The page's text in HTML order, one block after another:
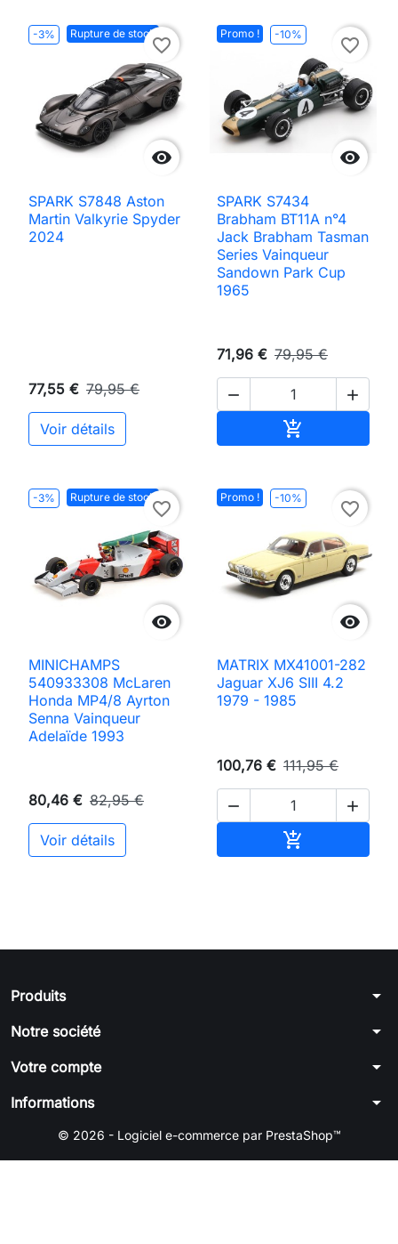
-3% Rupture de stock

favorite_border
SPARK S7848 Aston
Martin Valkyrie Spyder
2024
77,55 € 79,95 €
Voir détails
Promo ! -10%

favorite_border
SPARK S7434
Brabham BT11A n°4
Jack Brabham Tasman
Series Vainqueur
Sandown Park Cup
1965
71,96 € 79,95 €
 

-3% Rupture de stock

favorite_border
MINICHAMPS
540933308 McLaren
Honda MP4/8 Ayrton
Senna Vainqueur
Adelaïde 1993
80,46 € 82,95 €
Voir détails
Promo ! -10%

favorite_border
MATRIX MX41001-282
Jaguar XJ6 SIII 4.2
1979 - 1985
100,76 € 111,95 €
 

Produits arrow_drop_down
Notre société arrow_drop_down
Votre compte arrow_drop_down
Informations arrow_drop_down
© 2026 - Logiciel e-commerce par PrestaShop™